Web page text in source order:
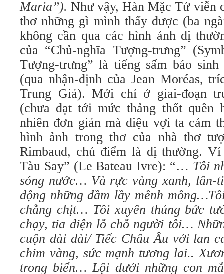
Maria”). Như vậy, Hàn Mặc Tử viễn
thơ những gì mình thấy được (ba
không cần qua các hình ảnh dị
của “Chủ-nghĩa Tượng-trưng”
Tượng-trưng” là tiếng sấm báo
(qua nhận-định của Jean Moréas,
Trung Giả). Mới chỉ ở giai-đoạn
(chưa đạt tới mức thảng thốt quên
nhiên đơn giản mà diệu vợi ta cảm
hình ảnh trong thơ của nhà thơ
Rimbaud, chủ điểm là dị thường.
Tàu Say” (Le Bateau Ivre): “… Tôi
sóng nước… Và rực vàng xanh,
động những đầm lầy mênh
chằng chịt… Tôi xuyên thủng bức
chạy, tia điện lỗ chỗ người tôi…
cuộn dài dài/ Tiếc Châu Âu với lan
chim vàng, sức mạnh tương lai..
trong biển… Lội dưới những con